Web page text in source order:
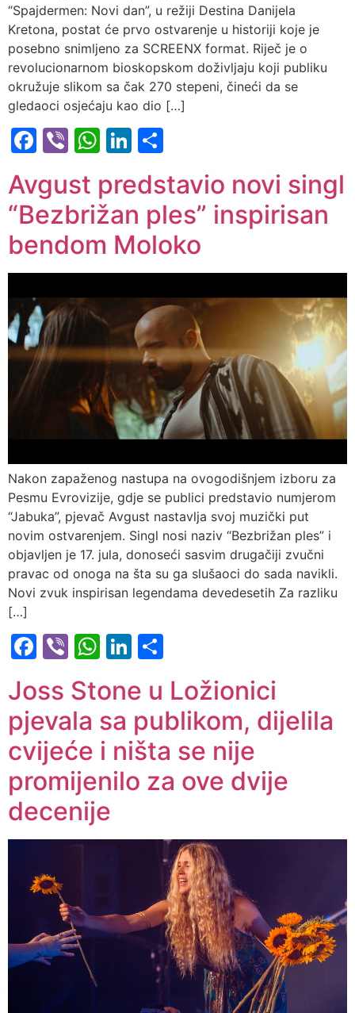
“Spajdermen: Novi dan”, u režiji Destina Danijela
Kretona, postat će prvo ostvarenje u historiji koje je
posebno snimljeno za SCREENX format. Riječ je o
revolucionarnom bioskopskom doživljaju koji publiku
okružuje slikom sa čak 270 stepeni, čineći da se
gledaoci osjećaju kao dio […]
Facebook
ViberWhatsApp
LinkedIn
Avgust predstavio novi singl
“Bezbrižan ples” inspirisan
bendom Moloko
Nakon zapaženog nastupa na ovogodišnjem izboru za
Pesmu Evrovizije, gdje se publici predstavio numjerom
“Jabuka”, pjevač Avgust nastavlja svoj muzički put
novim ostvarenjem. Singl nosi naziv “Bezbrižan ples” i
objavljen je 17. jula, donoseći sasvim drugačiji zvučni
pravac od onoga na šta su ga slušaoci do sada navikli.
Novi zvuk inspirisan legendama devedesetih Za razliku
[…]
Facebook
ViberWhatsApp
LinkedIn
Joss Stone u Ložionici
pjevala sa publikom, dijelila
cvijeće i ništa se nije
promijenilo za ove dvije
decenije